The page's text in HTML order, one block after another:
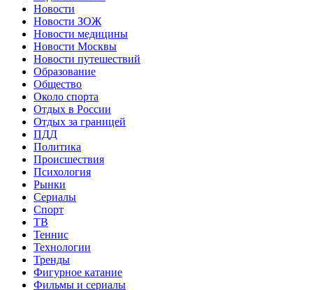
Новости
Новости ЗОЖ
Новости медицины
Новости Москвы
Новости путешествий
Образование
Общество
Около спорта
Отдых в России
Отдых за границей
ПДД
Политика
Происшествия
Психология
Рынки
Сериалы
Спорт
ТВ
Теннис
Технологии
Тренды
Фигурное катание
Фильмы и сериалы